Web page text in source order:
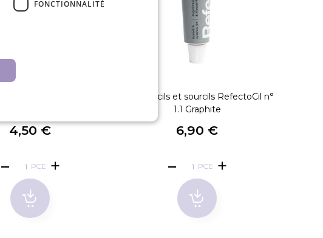
4,50 €
PCE
Teinture cils et sourcils RefectoCil n°
1.1 Graphite
6,90 €
PCE
FONCTIONNALITÉ